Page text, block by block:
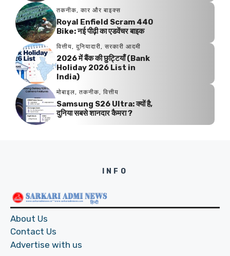
तकनीक, कार और बाइक्स
Royal Enfield Scram 440
Bike: नई पीढ़ी का एडवेंचर बाइक
वित्तीय, दुनियादारी, सरकारी आदमी
2026 में बैंक की छुट्टियाँ (Bank
Holiday 2026 List in
India)
मोबाइल, तकनीक, वित्तीय
Samsung S26 Ultra: क्यों है,
दुनिया सबसे शानदार कैमरा ?
INFO
About Us
Contact Us
Advertise with us